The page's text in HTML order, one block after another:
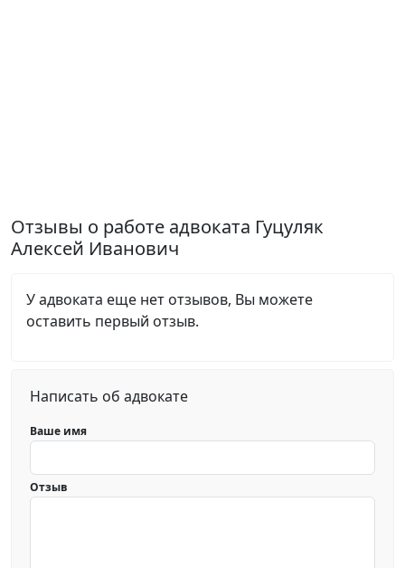
Отзывы о работе адвоката Гуцуляк
Алексей Иванович
У адвоката еще нет отзывов, Вы можете
оставить первый отзыв.
Написать об адвокате
Ваше имя
Отзыв